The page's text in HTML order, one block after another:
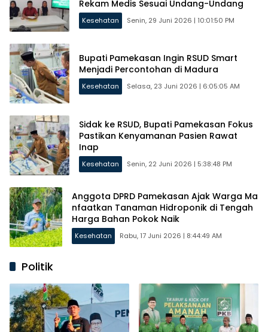
Rekam Medis Sesuai Undang-Undang
Kesehatan Senin, 29 Juni 2026 | 10:01:50 PM
Bupati Pamekasan Ingin RSUD Smart
Menjadi Percontohan di Madura
Kesehatan Selasa, 23 Juni 2026 | 6:05:05 AM
Sidak ke RSUD, Bupati Pamekasan Fokus
Pastikan Kenyamanan Pasien Rawat
Inap
Kesehatan Senin, 22 Juni 2026 | 5:38:48 PM
Anggota DPRD Pamekasan Ajak Warga Ma
nfaatkan Tanaman Hidroponik di Tengah
Harga Bahan Pokok Naik
Kesehatan Rabu, 17 Juni 2026 | 8:44:49 AM
Politik